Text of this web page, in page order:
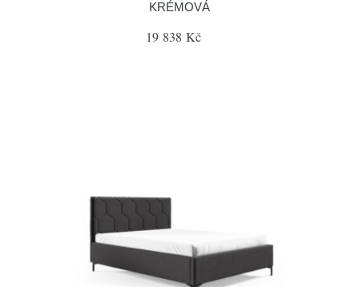
KRÉMOVÁ
19 838 Kč